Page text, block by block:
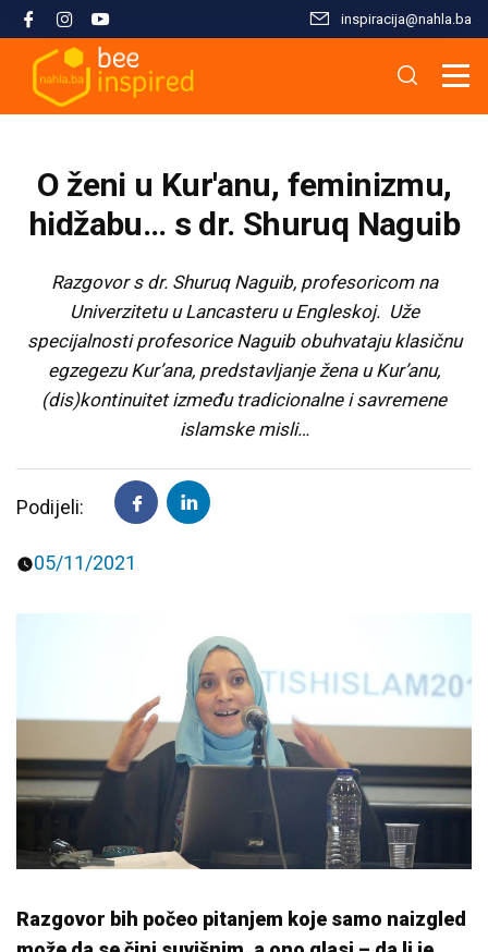
inspiracija@nahla.bа
O ženi u Kur'anu, feminizmu,
hidžabu… s dr. Shuruq Naguib
Razgovor s dr. Shuruq Naguib, profesoricom na
Univerzitetu u Lancasteru u Engleskoj. Uže
specijalnosti profesorice Naguib obuhvataju klasičnu
egzegezu Kur’ana, predstavljanje žena u Kur’anu,
(dis)kontinuitet između tradicionalne i savremene
islamske misli…
Podijeli:
05/11/2021
Razgovor bih počeo pitanjem koje samo naizgled
Misija i filozofija
Konsultanti/ice
Kontaktirajte nas
Škola islama
Hifz Kur'ana
Arapski jezik kroz Kur'an
Tematski moduli
Seminari i radionice
Kursevi
Osnove islama
Stopama Poslanika
Žena i islam
Islam i savremeni izazovi
Porodični život u islamu
Islamska kultura i civilizacija
Nahla kao inspiracija
Sloboda vjere
Analize i studije
Radni materijali
Multimedija